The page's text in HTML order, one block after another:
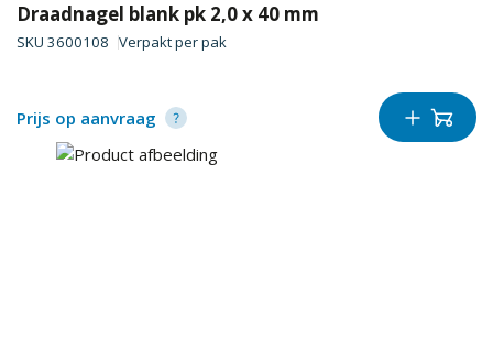
Draadnagel blank pk 2,0 x 40 mm
SKU 3600108 Verpakt perpak
Prijs op aanvraag